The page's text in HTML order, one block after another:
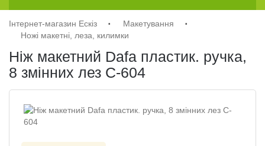
Інтернет-магазин Ескіз
Макетування
Ножі макетні, леза, килимки
Ніж макетний Dafa пластик. ручка,
8 змінних лез C-604